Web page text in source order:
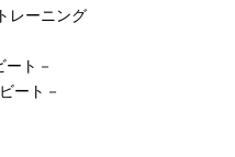
レーニング
ト－
ート－